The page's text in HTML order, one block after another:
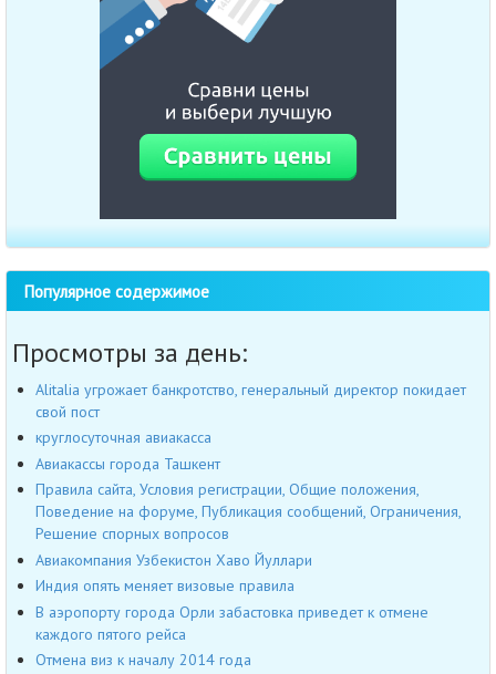
Популярное содержимое
Просмотры за день:
Alitalia угрожает банкротство, генеральный директор покидает
свой пост
круглосуточная авиакасса
Авиакассы города Ташкент
Правила сайта, Условия регистрации, Общие положения,
Поведение на форуме, Публикация сообщений, Ограничения,
Решение спорных вопросов
Авиакомпания Узбекистон Хаво Йуллари
Индия опять меняет визовые правила
В аэропорту города Орли забастовка приведет к отмене
каждого пятого рейса
Отмена виз к началу 2014 года